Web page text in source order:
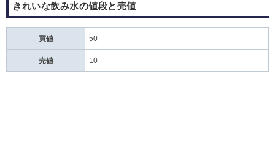
きれいな飲み水の値段と売値
買値 50
売値 10